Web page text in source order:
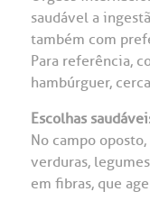
saudável a
também com
Para referência,
hambúrguer,
Escolhas
No campo
verduras,
em fibras, que